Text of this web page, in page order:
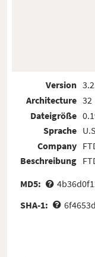
Version
Architecture
Dateigröße
Sprache
Company
Beschreibung
32
MD5:
SHA-1: